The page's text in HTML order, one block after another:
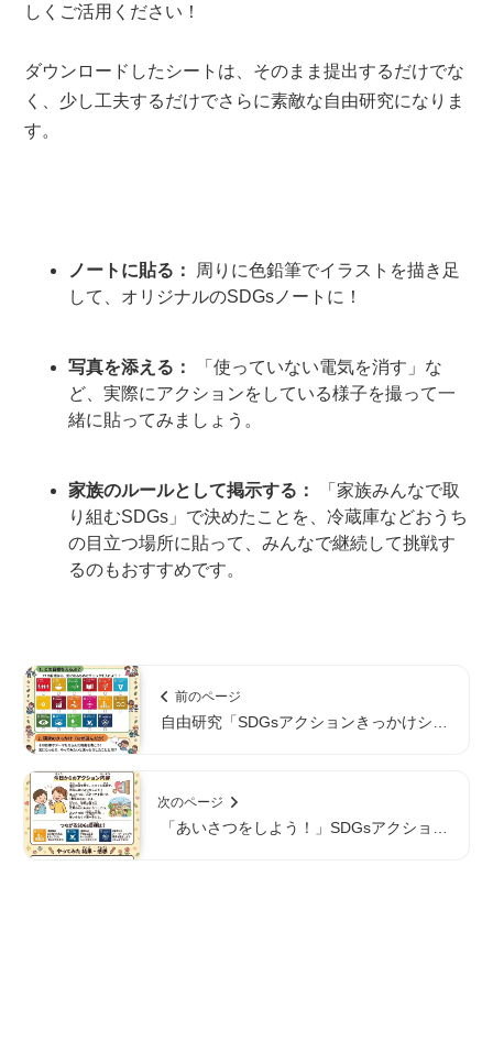
しくご活用ください！
ダウンロードしたシートは、そのまま提出するだけでな
く、少し工夫するだけでさらに素敵な自由研究になりま
す。
ノートに貼る：
周りに色鉛筆でイラストを描き足
して、オリジナルのSDGsノートに！
写真を添える：
「使っていない電気を消す」な
ど、実際にアクションをしている様子を撮って一
緒に貼ってみましょう。
家族のルールとして掲示する：
「家族みんなで取
り組むSDGs」で決めたことを、冷蔵庫などおうち
の目立つ場所に貼って、みんなで継続して挑戦す
るのもおすすめです。
前のページ
自由研究「SDGsアクションきっかけシー
次のページ
「あいさつをしよう！」SDGsアクション